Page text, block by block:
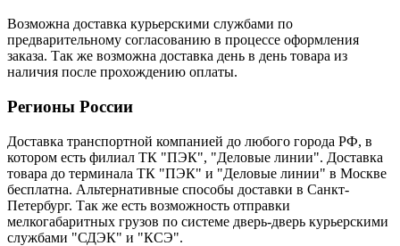
Возможна доставка курьерскими службами по
предварительному согласованию в процессе оформления
заказа. Так же возможна доставка день в день товара из
наличия после прохождению оплаты.
Регионы России
Доставка транспортной компанией до любого города РФ, в
котором есть филиал ТК "ПЭК", "Деловые линии". Доставка
товара до терминала ТК "ПЭК" и "Деловые линии" в Москве
бесплатна. Альтернативные способы доставки в Санкт-
Петербург. Так же есть возможность отправки
мелкогабаритных грузов по системе дверь-дверь курьерскими
службами "СДЭК" и "КСЭ".